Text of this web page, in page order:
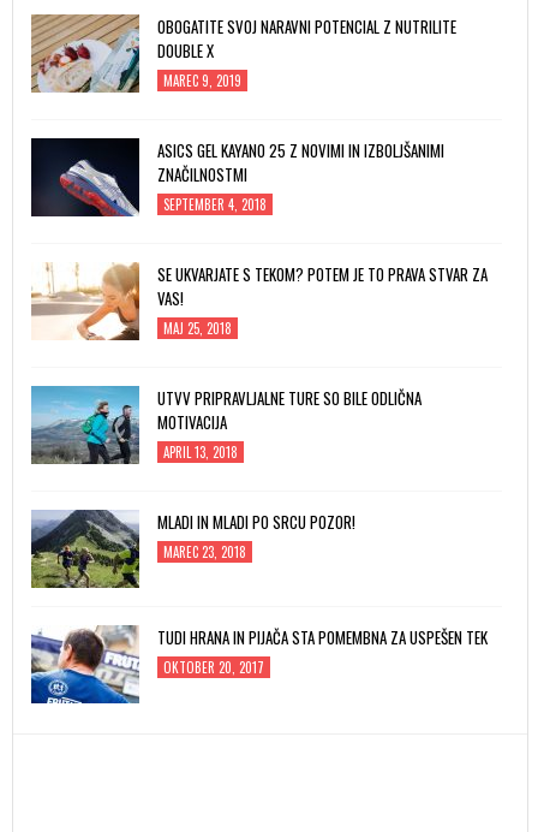
OBOGATITE SVOJ NARAVNI POTENCIAL Z NUTRILITE
DOUBLE X
MAREC 9, 2019
ASICS GEL KAYANO 25 Z NOVIMI IN IZBOLJŠANIMI
ZNAČILNOSTMI
SEPTEMBER 4, 2018
SE UKVARJATE S TEKOM? POTEM JE TO PRAVA STVAR ZA
VAS!
MAJ 25, 2018
UTVV PRIPRAVLJALNE TURE SO BILE ODLIČNA
MOTIVACIJA
APRIL 13, 2018
MLADI IN MLADI PO SRCU POZOR!
MAREC 23, 2018
TUDI HRANA IN PIJAČA STA POMEMBNA ZA USPEŠEN TEK
OKTOBER 20, 2017